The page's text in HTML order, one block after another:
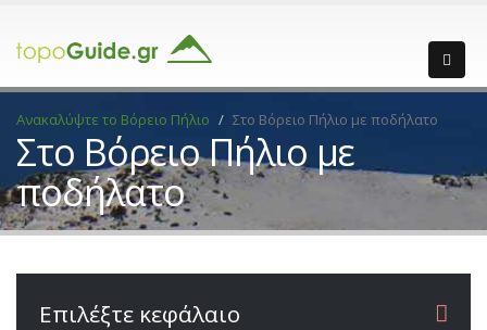
Ανακαλύψτε το Βόρειο Πήλιο Στο Βόρειο Πήλιο με ποδήλατο
Στο Βόρειο Πήλιο με
ποδήλατο
Επιλέξτε κεφάλαιο